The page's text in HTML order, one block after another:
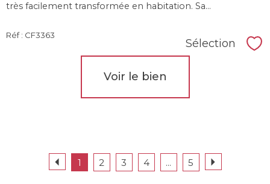
très facilement transformée en habitation. Sa...
Réf : CF3363
Sélection
Voir le bien
1 2 3 4 ... 5